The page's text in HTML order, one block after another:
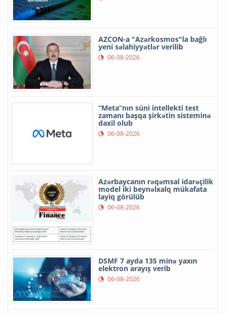
AZCON-a "Azərkosmos"la bağlı
yeni səlahiyyətlər verilib
06-08-2026
“Meta”nın süni intellekti test
zamanı başqa şirkətin sisteminə
daxil olub
06-08-2026
Azərbaycanın rəqəmsal idarəçilik
model iki beynəlxalq mükafata
layiq görülüb
06-08-2026
DSMF 7 ayda 135 minə yaxın
elektron arayış verib
06-08-2026